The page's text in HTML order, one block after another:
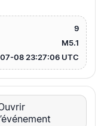
9
M5.1
08 23:27:06 UTC